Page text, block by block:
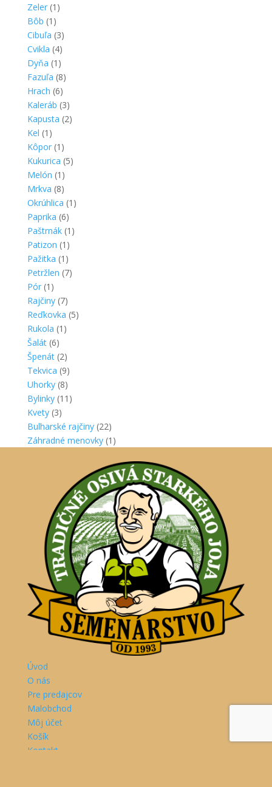
Zeler (1)
Bôb (1)
Cibuľa (3)
Cvikla (4)
Dyňa (1)
Fazuľa (8)
Hrach (6)
Kaleráb (3)
Kapusta (2)
Kel (1)
Kôpor (1)
Kukurica (5)
Melón (1)
Mrkva (8)
Okrúhlica (1)
Paprika (6)
Paštrnák (1)
Patizon (1)
Pažitka (1)
Petržlen (7)
Pór (1)
Rajčiny (7)
Reďkovka (5)
Rukola (1)
Šalát (6)
Špenát (2)
Tekvica (9)
Uhorky (8)
Bylinky (11)
Kvety (3)
Bulharské rajčiny (22)
Záhradné menovky (1)
Úvod
O nás
Pre predajcov
Malobchod
Môj účet
Košík
Kontakt